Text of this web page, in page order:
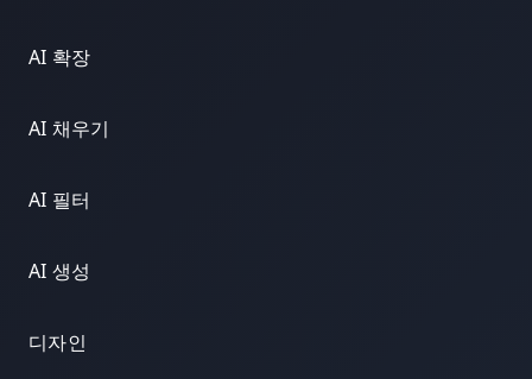
AI 확장
AI 채우기
AI 필터
AI 생성
디자인